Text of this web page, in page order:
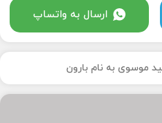
ارسال به واتساپ
موسوی به نام بارون